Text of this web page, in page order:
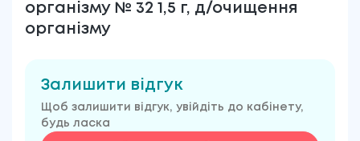
організму № 32 1,5 г, д/очищення
організму
Залишити відгук
Щоб залишити відгук, увійдіть до кабінету,
будь ласка